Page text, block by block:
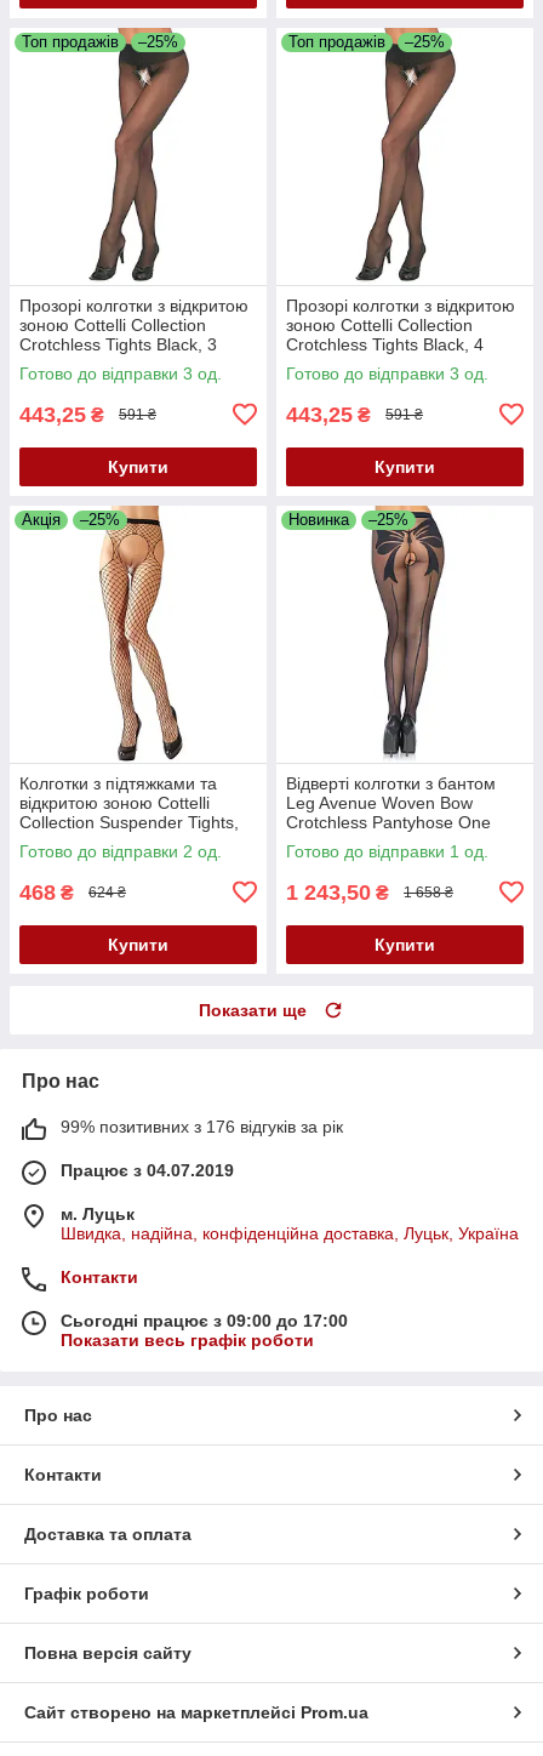
Топ продажів –25%
Прозорі колготки з відкритою
зоною Cottelli Collection
Crotchless Tights Black, 3
Готово до відправки 3 од.
443,25 ₴ 591 ₴
Купити
Топ продажів –25%
Прозорі колготки з відкритою
зоною Cottelli Collection
Crotchless Tights Black, 4
Готово до відправки 3 од.
443,25 ₴ 591 ₴
Купити
Акція –25%
Колготки з підтяжками та
відкритою зоною Cottelli
Collection Suspender Tights,
S-L
Готово до відправки 2 од.
468 ₴ 624 ₴
Купити
Новинка –25%
Відверті колготки з бантом
Leg Avenue Woven Bow
Crotchless Pantyhose One
Size ✨
Готово до відправки 1 од.
1 243,50 ₴ 1 658 ₴
Купити
Показати ще
Про нас
99% позитивних з 176 відгуків за рік
Працює з 04.07.2019
м. Луцьк
Швидка, надійна, конфіденційна доставка, Луцьк, Україна
Контакти
Сьогодні працює з 09:00 до 17:00
Показати весь графік роботи
Про нас
Контакти
Доставка та оплата
Графік роботи
Повна версія сайту
Сайт створено на маркетплейсі Prom.ua